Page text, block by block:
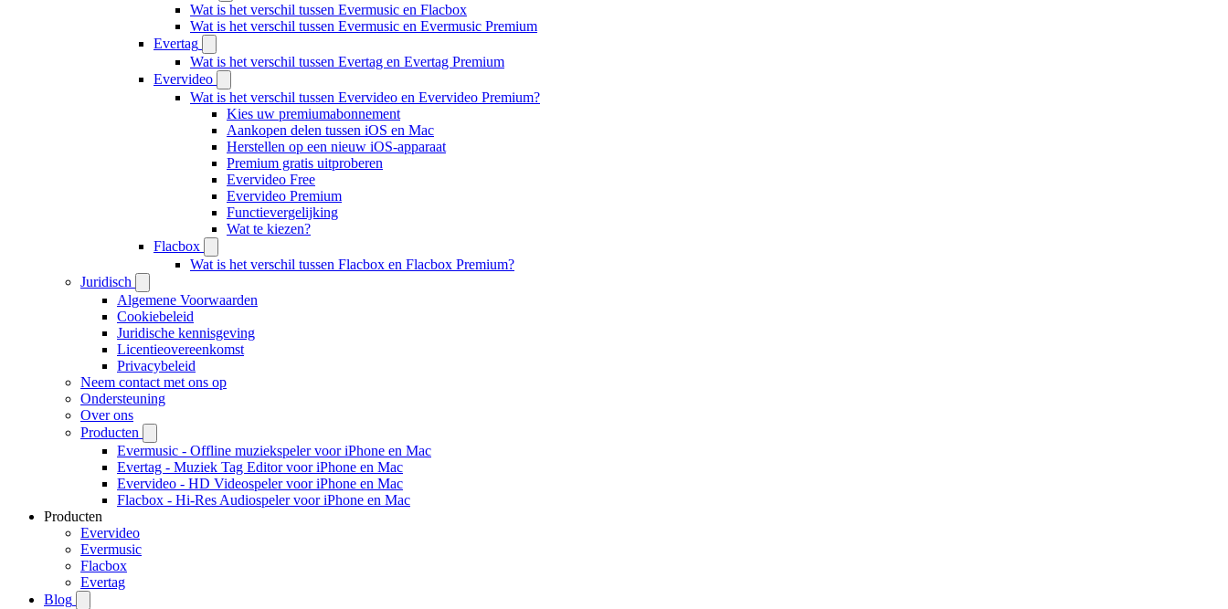
Wat is het verschil tussen Evermusic en Flacbox
Wat is het verschil tussen Evermusic en Evermusic Premium
Evertag
Wat is het verschil tussen Evertag en Evertag Premium
Evervideo
Wat is het verschil tussen Evervideo en Evervideo Premium?
Kies uw premiumabonnement
Aankopen delen tussen iOS en Mac
Herstellen op een nieuw iOS-apparaat
Premium gratis uitproberen
Evervideo Free
Evervideo Premium
Functievergelijking
Wat te kiezen?
Flacbox
Wat is het verschil tussen Flacbox en Flacbox Premium?
Juridisch
Algemene Voorwaarden
Cookiebeleid
Juridische kennisgeving
Licentieovereenkomst
Privacybeleid
Neem contact met ons op
Ondersteuning
Over ons
Producten
Evermusic - Offline muziekspeler voor iPhone en Mac
Evertag - Muziek Tag Editor voor iPhone en Mac
Evervideo - HD Videospeler voor iPhone en Mac
Flacbox - Hi-Res Audiospeler voor iPhone en Mac
Producten
Evervideo
Evermusic
Flacbox
Evertag
Blog